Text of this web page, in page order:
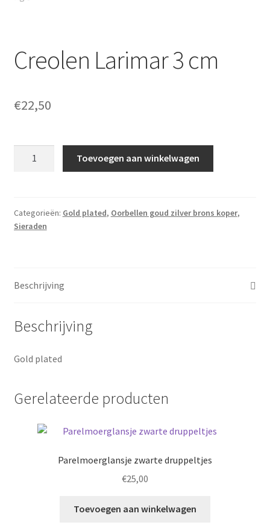
Creolen Larimar 3 cm
€22,50
aantal
Toevoegen aan winkelwagen
Categorieën: Gold plated, Oorbellen goud zilver brons koper,
Sieraden
Beschrijving
Beschrijving
Gold plated
Gerelateerde producten
Parelmoerglansje zwarte druppeltjes
€25,00
Toevoegen aan winkelwagen